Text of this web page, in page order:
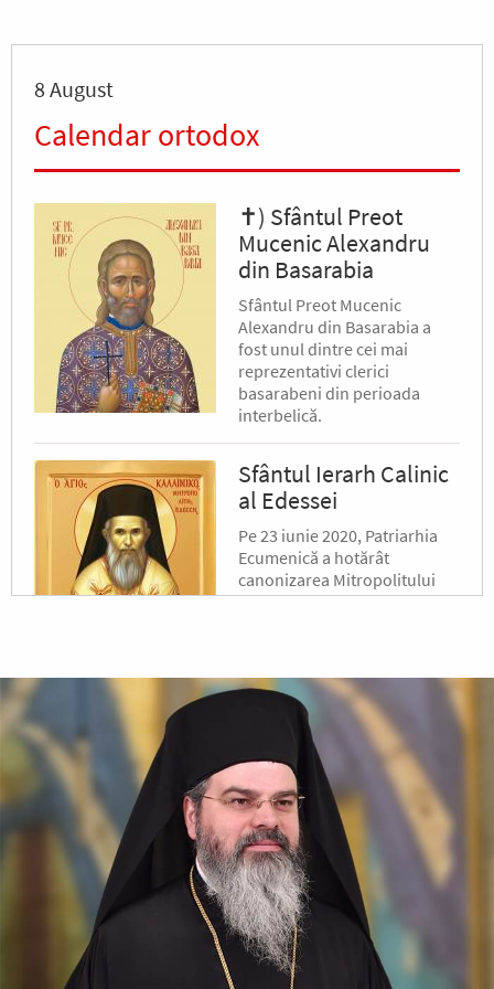
8 August
Calendar ortodox
✝) Sfântul Preot
Mucenic Alexandru
din Basarabia
Sfântul Preot Mucenic
Alexandru din Basarabia a
fost unul dintre cei mai
reprezentativi clerici
basarabeni din perioada
interbelică.
Sfântul Ierarh Calinic
al Edessei
Pe 23 iunie 2020, Patriarhia
Ecumenică a hotărât
canonizarea Mitropolitului
Calinic al Edessei, Pellei și
Sfântul Ierarh Emilian
Mărturisitorul,
Episcopul Cizicului
Sfântul Ierarh Emilian,
mărturisitorul lui Hristos, a
trăit pe vremea împărăției lui
Leon Armeanul, luptătorul
împotriva icoanelor, și fiind el
episcop al Cizicului, de...